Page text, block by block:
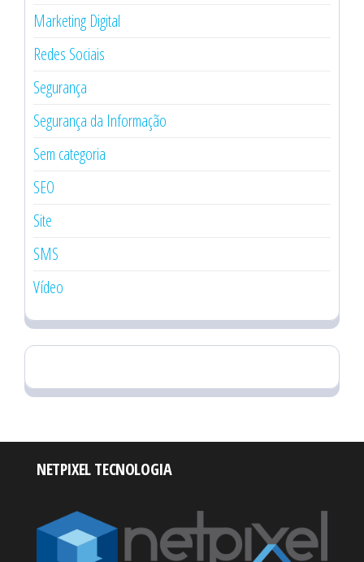
Marketing Digital
Redes Sociais
Segurança
Segurança da Informação
Sem categoria
SEO
Site
SMS
Vídeo
NETPIXEL TECNOLOGIA